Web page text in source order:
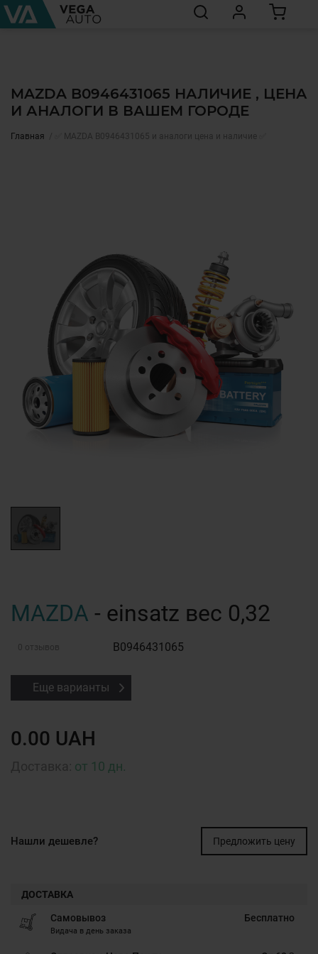
MAZDA B0946431065 НАЛИЧИЕ , ЦЕНА
И АНАЛОГИ В ВАШЕМ ГОРОДЕ
Главная ✅ MAZDA B0946431065 и аналоги цена и наличие ✅
MAZDA - einsatz вес 0,32
0 отзывов B0946431065
Еще варианты
0.00 UAH
от 10 дн.
Нашли дешевле? Предложить цену
ДОСТАВКА
Самовывоз
Видача в день заказа
Бесплатно